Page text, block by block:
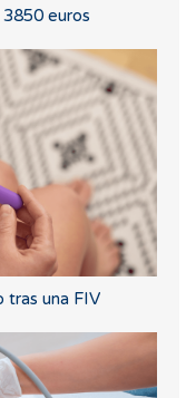
euros
tras una FIV